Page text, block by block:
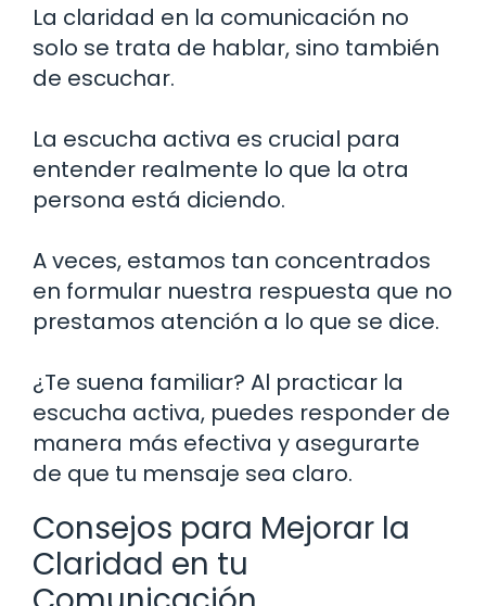
La claridad en la comunicación no
solo se trata de hablar, sino también
de escuchar.
La escucha activa es crucial para
entender realmente lo que la otra
persona está diciendo.
A veces, estamos tan concentrados
en formular nuestra respuesta que no
prestamos atención a lo que se dice.
¿Te suena familiar? Al practicar la
escucha activa, puedes responder de
manera más efectiva y asegurarte
de que tu mensaje sea claro.
Consejos para Mejorar la
Claridad en tu